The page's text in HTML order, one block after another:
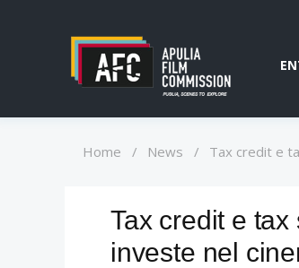
Home / News / Tax credit e
Tax credit e
investe nel